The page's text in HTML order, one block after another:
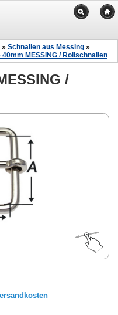
» Schnallen aus Messing »
MESSING / Rollschnallen
/